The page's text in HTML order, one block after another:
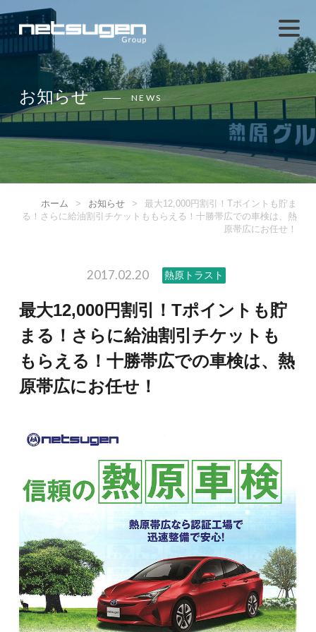
お知らせ NEWS
ホーム > お知らせ >
最大12,000円割引！Tポイントも貯ま
る！さらに給油割引チケットももらえる！十勝帯広での車検は、熱
原帯広にお任せ！
2017.02.20 熱原トラスト
最大12,000円割引！Tポイントも貯
まる！さらに給油割引チケットも
もらえる！十勝帯広での車検は、熱
原帯広にお任せ！